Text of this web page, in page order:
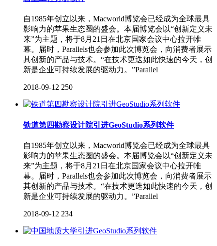
自1985年创立以来，Macworld博览会已经成为全球最具
影响力的苹果生态圈的盛会。本届博览会以“创新定义未
来”为主题，将于8月21日在北京国家会议中心拉开帷
幕。届时，Parallels也会参加此次博览会，向消费者展示
其创新的产品与技术。“在技术更迭如此快速的今天，创
新是企业可持续发展的驱动力。”Parallel
2018-09-12 250
铁道第四勘察设计院引进GeoStudio系列软件
自1985年创立以来，Macworld博览会已经成为全球最具
影响力的苹果生态圈的盛会。本届博览会以“创新定义未
来”为主题，将于8月21日在北京国家会议中心拉开帷
幕。届时，Parallels也会参加此次博览会，向消费者展示
其创新的产品与技术。“在技术更迭如此快速的今天，创
新是企业可持续发展的驱动力。”Parallel
2018-09-12 234